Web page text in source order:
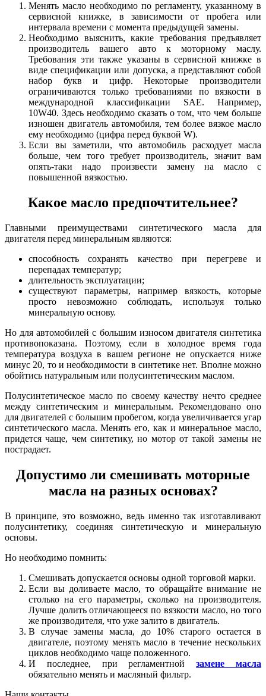
Менять масло необходимо по регламенту, указанному в
сервисной книжке, в зависимости от пробега или
интервала времени с момента предыдущей замены.
Необходимо выяснить, какие требования предъявляет
производитель вашего авто к моторному маслу.
Требования эти также указаны в сервисной книжке в
виде спецификации или допуска, а представляют собой
набор букв и цифр. Некоторые производители
ограничиваются только требованиями по вязкости в
международной классификации SAE. Например,
10W40. Здесь необходимо сказать о том, что чем больше
изношен двигатель автомобиля, тем более вязкое масло
ему необходимо (цифра перед буквой W).
Если вы заметили, что автомобиль расходует масла
больше, чем того требует производитель, значит вам
опять-таки надо произвести замену на масло с
повышенной вязкостью.
Какое масло предпочтительнее?
Главными преимуществами синтетического масла для
двигателя перед минеральным являются:
способность сохранять качество при перегреве и
перепадах температур;
длительность эксплуатации;
существуют параметры, например вязкость, которые
просто невозможно соблюдать, используя только
минеральную основу.
Но для автомобилей с большим износом двигателя синтетика
противопоказана. Поэтому, если в холодное время года
температура воздуха в вашем регионе не опускается ниже
минус 20, то и необходимости в синтетике нет. Вполне можно
обойтись натуральным или полусинтетическим маслом.
Полусинтетическое масло по своему качеству нечто среднее
между синтетическим и минеральным. Рекомендовано оно
для двигателей с большим пробегом, когда увеличивается угар
синтетического масла. Менять его, как и минеральное масло,
придется чаще, чем синтетику, но мотор от такой замены не
пострадает.
Допустимо ли смешивать моторные
масла на разных основах?
В принципе, это возможно, ведь именно так изготавливают
полусинтетику, соединяя синтетическую и минеральную
основы.
Но необходимо помнить:
Смешивать допускается основы одной торговой марки.
Если вы доливаете масло, то обращайте внимание не
столько на его параметры, сколько на производителя.
Лучше долить отличающееся по вязкости масло, но того
же производителя, что уже залито в двигатель.
В случае замены масла, до 10% старого остается в
двигателе, поэтому менять масло в течение нескольких
циклов необходимо чаще положенного.
И последнее, при регламентнойзамене масла
обязательно менять и масляный фильтр.